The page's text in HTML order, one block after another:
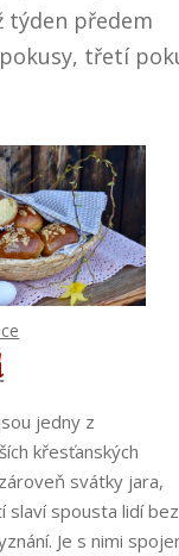
týden předem
třetí
jedny z
křesťanských
svátky jara,
slaví spousta lidí bez
Je s nimi